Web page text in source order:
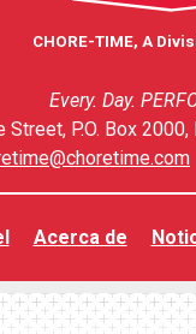
CHORE-TIME, A
Every. Day.
P.O. Box
Acerca de